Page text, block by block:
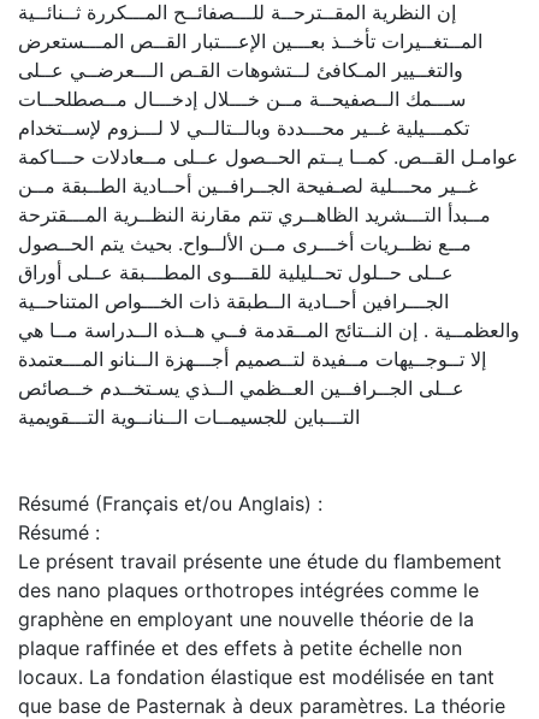
إن النظرية المقــترحــة للـــصفائــح المـــكررة ثــنائــية
المــتغــيرات تأخــذ بعـــين الإعـــتبار القــص المـــستعرض
والتغــيير المـكافئ لــتشوهات القـص الـــعرضــي عــلى
ســـمك الــصفيحــة مــن خـــلال إدخـــال مــصطلحــات
تكمـــيلية غــير محـــددة وبالــتالــي لا لـــزوم لإســتخدام
عوامـل القــص. كمــا يــتم الحــصول عــلى مــعادلات حـــاكمة
غــير محـــلية لصـفيحة الجــرافــين أحــادية الطــبقة مــن
مــبدأ التـــشريد الظاهــري تتم مقارنة النظــرية المـــقترحة
مــع نظــريات أخـــرى مــن الألــواح. بحيث يتم الحــصول
عــلى حــلول تحــليلية للقـــوى المطـــبقة عــلى أوراق
الجـــرافين أحــادية الــطبقة ذات الخـــواص المتناحــية
والعظمــية . إن النــتائج المــقدمة فــي هــذه الــدراسة مــا هي
إلا تــوجــيهات مــفيدة لتــصميم أجـــهزة الــنانو المـــعتمدة
عــلى الجــرافــين العــظمي الــذي يسـتخــدم خــصائص
التـــباين للجسيمــات الــنانــوية التـــقويمية
Résumé (Français et/ou Anglais) :
Résumé :
Le présent travail présente une étude du flambement
des nano plaques orthotropes intégrées comme le
graphène en employant une nouvelle théorie de la
plaque raffinée et des effets à petite échelle non
locaux. La fondation élastique est modélisée en tant
que base de Pasternak à deux paramètres. La théorie